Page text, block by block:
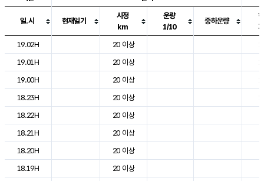
도시별 기상실황표로 지점, 날씨, 기온, 강수, 바람, 기압등을 안내한 표입
일.시 현재일기
시정
km
운량
1/10
중하운량
19.02H
20 이상
19.01H
20 이상
19.00H
20 이상
18.23H
20 이상
18.22H
20 이상
18.21H
20 이상
18.20H
20 이상
18.19H
20 이상